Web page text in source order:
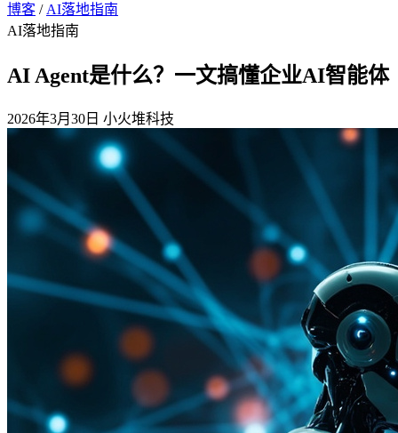
博客 / AI落地指南
AI落地指南
AI Agent是什么？一文搞懂企业AI智能体
2026年3月30日 小火堆科技